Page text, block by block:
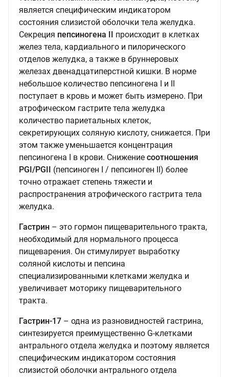
является специфическим индикатором
состояния слизистой оболочки тела желудка.
Секреция пепсиногена II происходит в клетках
желез тела, кардиального и пилорического
отделов желудка, а также в бруннеровых
железах двенадцатиперстной кишки. В норме
небольшое количество пепсиногена I и II
поступает в кровь и может быть измерено. При
атрофическом гастрите тела желудка
количество париетальных клеток,
секретирующих соляную кислоту, снижается. При
этом также уменьшается концентрация
пепсиногена I в крови. Снижение соотношения
PGI/PGII (пепсиноген I / пепсиноген II) более
точно отражает степень тяжести и
распространения атрофического гастрита тела
желудка.
Гастрин – это гормон пищеварительного тракта,
необходимый для нормального процесса
пищеварения. Он стимулирует выработку
соляной кислоты и пепсина
специализированными клетками желудка и
увеличивает моторику пищеварительного
тракта.
Гастрин-17 – одна из разновидностей гастрина,
синтезируется преимущественно G-клетками
антрального отдела желудка и поэтому является
специфическим индикатором состояния
слизистой оболочки антрального отдела